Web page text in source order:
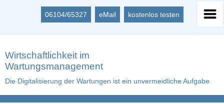
06104/65327 eMail kostenlos testen
Wirtschaftlichkeit im
Wartungsmanagement
Die Digitalisierung der Wartungen ist ein unvermeidliche Aufgabe